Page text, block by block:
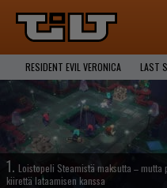
RESIDENT EVIL VERONICA LAST
1. Loistopeli Steamistä maksutta – mutta
kiirettä lataamisen kanssa